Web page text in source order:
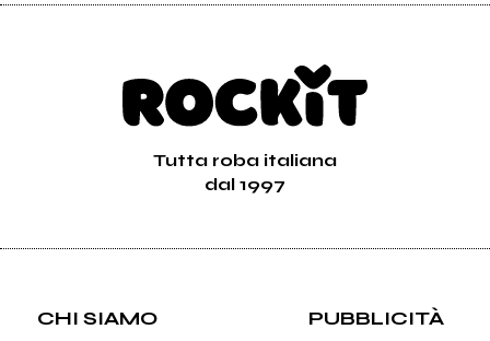
Tutta roba italiana
dal 1997
CHI SIAMO PUBBLICITÀ